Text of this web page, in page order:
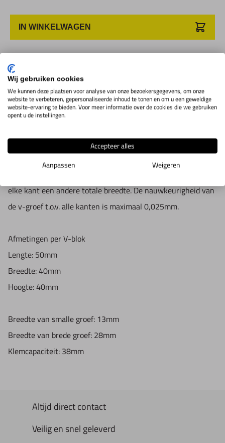
Klemcapaciteit: 38mm
IN WINKELWAGEN
Productomschrijving
V-blok (paar) met dubbele groef en met opspanbeugel. De
dubbele groef dient ervoor om het werkstuk in verschillende
Levering incl. Klembeugel. Geleverd in paar. Gemaakt van
elke kant een andere totale breedte. De nauwkeurigheid van
de v-groef t.o.v. alle kanten is maximaal 0,025mm.
Afmetingen per V-blok
Lengte: 50mm
Breedte: 40mm
Hoogte: 40mm
Breedte van smalle groef: 13mm
Breedte van brede groef: 28mm
Klemcapaciteit: 38mm
Altijd direct contact
Veilig en snel geleverd
Wij gebruiken cookies
We kunnen deze plaatsen voor analyse van onze bezoekersgegevens, om onze
website te verbeteren, gepersonaliseerde inhoud te tonen en om u een geweldige
website-ervaring te bieden. Voor meer informatie over de cookies die we gebruiken
opent u de instellingen.
Accepteer alles
Aanpassen
Weigeren